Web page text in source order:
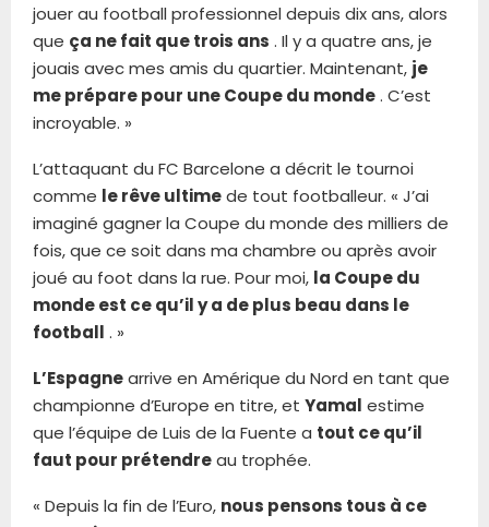
jouer au football professionnel depuis dix ans, alors
que ça ne fait que trois ans . Il y a quatre ans, je
jouais avec mes amis du quartier. Maintenant, je
me prépare pour une Coupe du monde. C’est
incroyable. »
L’attaquant du FC Barcelone a décrit le tournoi
comme le rêve ultimede tout footballeur. « J’ai
imaginé gagner la Coupe du monde des milliers de
fois, que ce soit dans ma chambre ou après avoir
joué au foot dans la rue. Pour moi, la Coupe du
monde est ce qu’il y a de plus beau dans le
football . »
L’Espagnearrive en Amérique du Nord en tant que
championne d’Europe en titre, et Yamal estime
que l’équipe de Luis de la Fuente a tout ce qu’il
faut pour prétendreau trophée.
« Depuis la fin de l’Euro, nous pensons tous à ce